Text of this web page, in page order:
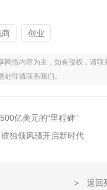
商 创业
网络内容为主，如有侵权，请
理请联系我们。
亿美元的“里程碑”
独领风骚开启新时代
> 返回